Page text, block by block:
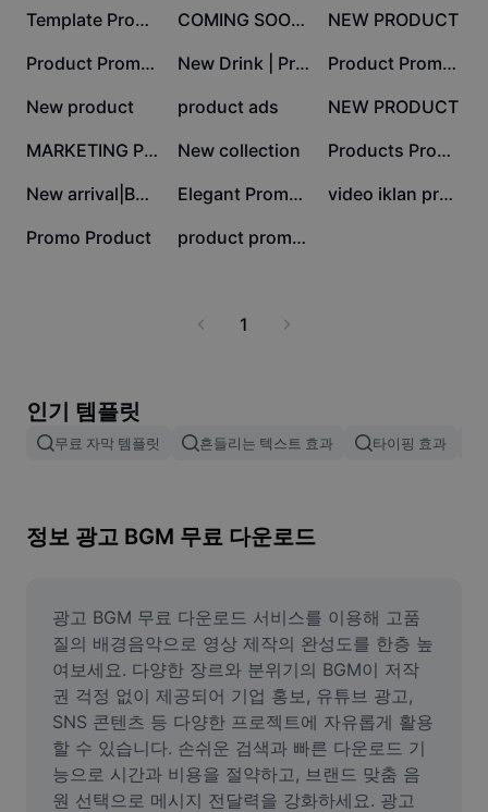
캡션 템플릿
이미지 병합
이미지 비율 조정
밈 생성기
AI Text Remover
AI People Remover
AI Inpainting
Face Cutout
요약 템플릿
CapCut 서비스 약관 정보
Dreamina Seedance 2.0 Launch
1.3만 Template Produk 1만 COMING SOON SERIES 6.4천
NEW PRODUCT
5.5천 Product Promotion 4.7천 New Drink | Product 2.4천 Product Promotion
2천
New product 1.6천
product ads 1.3천
NEW PRODUCT
887 MARKETING PROMOTION 756
New collection 484 Products Promocio
454 New arrival|Buynow 401 Elegant Promotion 0 video iklan produk
0
Promo Product 0 product promotion ad
1
인기 템플릿
무료 자막 템플릿 흔들리는 텍스트 효과 타이핑 효과
정보 광고 BGM 무료 다운로드
광고 BGM 무료 다운로드 서비스를 이용해 고품
질의 배경음악으로 영상 제작의 완성도를 한층 높
여보세요. 다양한 장르와 분위기의 BGM이 저작
권 걱정 없이 제공되어 기업 홍보, 유튜브 광고,
SNS 콘텐츠 등 다양한 프로젝트에 자유롭게 활용
할 수 있습니다. 손쉬운 검색과 빠른 다운로드 기
능으로 시간과 비용을 절약하고, 브랜드 맞춤 음
원 선택으로 메시지 전달력을 강화하세요. 광고